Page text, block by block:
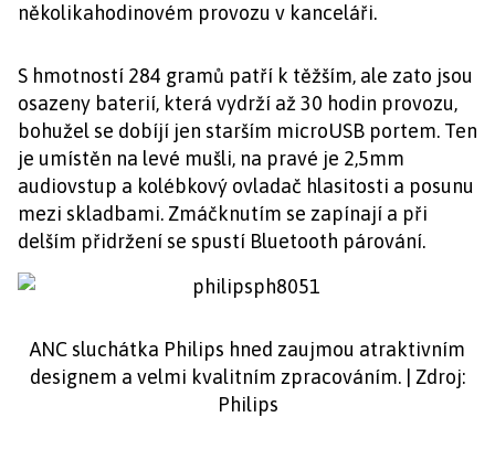
několikahodinovém provozu v kanceláři.
S hmotností 284 gramů patří k těžším, ale zato jsou
osazeny baterií, která vydrží až 30 hodin provozu,
bohužel se dobíjí jen starším microUSB portem. Ten
je umístěn na levé mušli, na pravé je 2,5mm
audiovstup a kolébkový ovladač hlasitosti a posunu
mezi skladbami. Zmáčknutím se zapínají a při
delším přidržení se spustí Bluetooth párování.
ANC sluchátka Philips hned zaujmou atraktivním
designem a velmi kvalitním zpracováním. | Zdroj:
Philips